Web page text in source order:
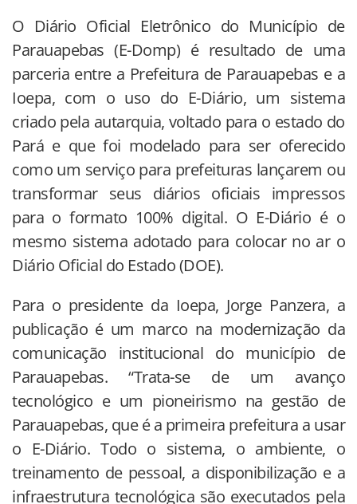
O Diário Oficial Eletrônico do Município de
Parauapebas (E-Domp) é resultado de uma
parceria entre a Prefeitura de Parauapebas e a
Ioepa, com o uso do E-Diário, um sistema
criado pela autarquia, voltado para o estado do
Pará e que foi modelado para ser oferecido
como um serviço para prefeituras lançarem ou
transformar seus diários oficiais impressos
para o formato 100% digital. O E-Diário é o
mesmo sistema adotado para colocar no ar o
Diário Oficial do Estado (DOE).
Para o presidente da Ioepa, Jorge Panzera, a
publicação é um marco na modernização da
comunicação institucional do município de
Parauapebas. “Trata-se de um avanço
tecnológico e um pioneirismo na gestão de
Parauapebas, que é a primeira prefeitura a usar
o E-Diário. Todo o sistema, o ambiente, o
treinamento de pessoal, a disponibilização e a
infraestrutura tecnológica são executados pela